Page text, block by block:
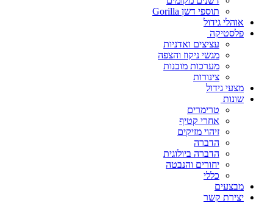
תוספי דשן Gorilla
אוהלי גידול
פלסטיקה
עציצים ואדניות
מגשי ניקוז והצפה
מערכות מובנות
צינורות
מצעי גידול
שונות
טרימרים
אחרי קטיף
זיהוי מזיקים
הדברה
הדברה ביולוגית
יחורים והנבטה
כללי
מבצעים
יצירת קשר